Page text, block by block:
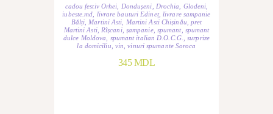
cadou festiv Orhei Dondușeni Drochia Glodeni
iubeste.md
livrare bauturi Edineț, livrare sampanie
Bălți Martini Asti Martini Asti Chișinău pret
Martini Asti, Rîșcani, șampanie, spumant spumant
dulce Moldova
spumant italian D.O.C.G. ,surprize
la domiciliu vin ,vinuri spumante Soroca
345MDL